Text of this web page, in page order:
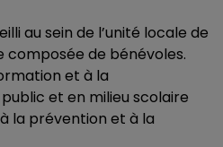
au sein de l’unité locale de
composée de bénévoles.
et à la
et en milieu scolaire
la prévention et à la